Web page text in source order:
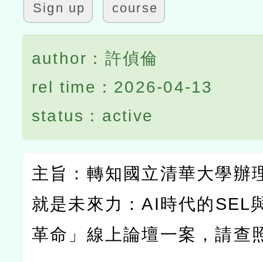
Sign up course
author：許偵倫
rel time：2026-04-13
status：active
主旨：轉知國立清華大學辦
就是未來力：AI時代的SEL
革命」線上論壇一案，請查